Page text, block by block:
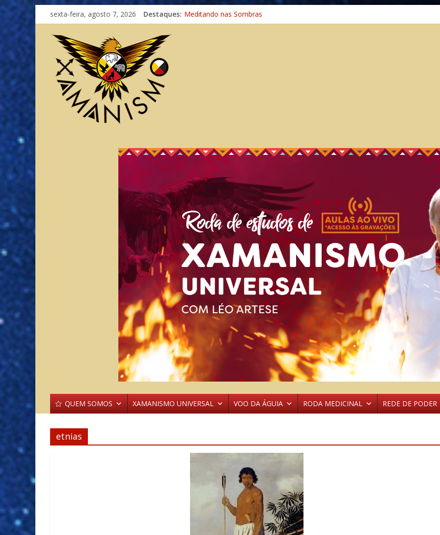
sexta-feira, agosto 7, 2026 Destaques: Imaginação na Cura
QUEM SOMOS XAMANISMO UNIVERSAL VOO DA ÁGUIA RODA MEDICINAL REDE DE PODER
etnias